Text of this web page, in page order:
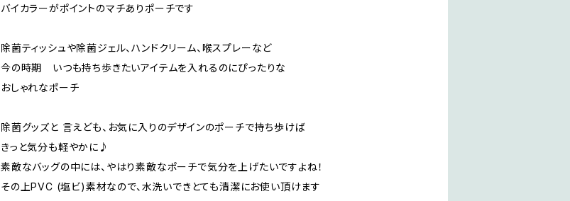
バイカラーがポイントのマチありポーチです
除菌ティッシュや除菌ジェル、ハンドクリーム、喉スプレーなど
今の時期 いつも持ち歩きたいアイテムを入れるのにぴったりな
おしゃれなポーチ
除菌グッズと 言えども、お気に入りのデザインのポーチで持ち歩けば
きっと気分も軽やかに♪
素敵なバッグの中には、やはり素敵なポーチで気分を上げたいですよね！
その上PVC (塩ビ)素材なので、水洗いできとても清潔にお使い頂けます